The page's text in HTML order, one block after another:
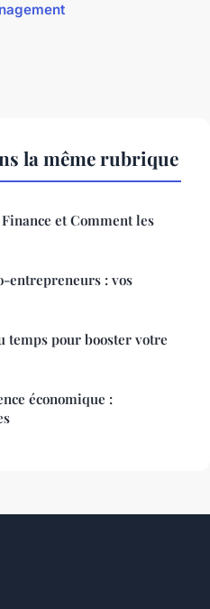
la même rubrique
et Comment les
entrepreneurs : vos
temps pour booster votre
économique :